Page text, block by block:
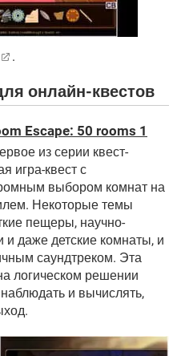
.
онлайн-квестов
Escape: 50 rooms 1
из серии квест-
игра-квест с
выбором комнат на
Некоторые темы
пещеры, научно-
и даже детские комнаты, и
саундтреком. Эта
логическом решении
и вычислять,